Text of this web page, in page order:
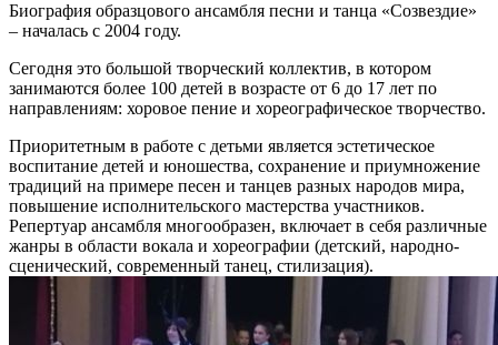
Биография образцового ансамбля песни и танца «Созвездие»
– началась с 2004 году.
Сегодня это большой творческий коллектив, в котором
занимаются более 100 детей в возрасте от 6 до 17 лет по
направлениям: хоровое пение и хореографическое творчество.
Приоритетным в работе с детьми является эстетическое
воспитание детей и юношества, сохранение и приумножение
традиций на примере песен и танцев разных народов мира,
повышение исполнительского мастерства участников.
Репертуар ансамбля многообразен, включает в себя различные
жанры в области вокала и хореографии (детский, народно-
сценический, современный танец, стилизация).